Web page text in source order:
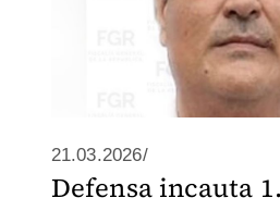
21.03.2026/
Defensa incauta